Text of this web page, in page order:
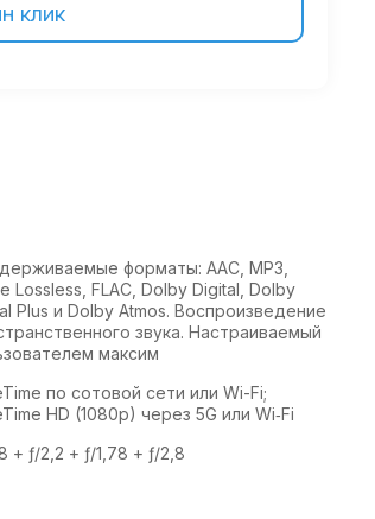
клик
форматы: AAC, MP3,
Lossless, FLAC, Dolby Digital, Dolby
Plus и Dolby Atmos. Воспроизведение
звука. Настраиваемый
максим
по сотовой сети или Wi-Fi;
HD (1080p) через 5G или Wi‑Fi
+ ƒ/2,2 + ƒ/1,78 + ƒ/2,8